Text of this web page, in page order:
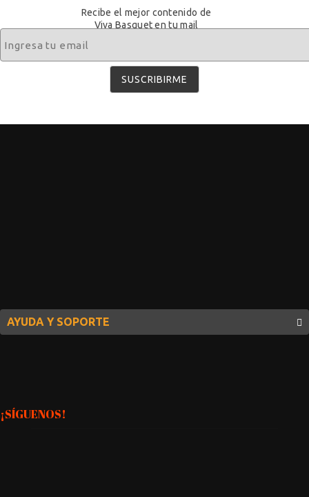
Recibe el mejor contenido de
Viva Basquet en tu mail
AYUDA Y SOPORTE
¡SÍGUENOS!